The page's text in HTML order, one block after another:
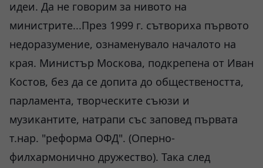
идеи. Да не говорим за нивото на
министрите...През 1999 г. сътвориха първото
недоразумение, ознаменувало началото на
края. Министър Москова, подкрепена от Иван
Костов, без да се допита до обществеността,
парламента, творческите съюзи и
музикантите, натрапи със заповед първата
т.нар. "реформа ОФД". (Оперно-
филхармонично дружество). Така след